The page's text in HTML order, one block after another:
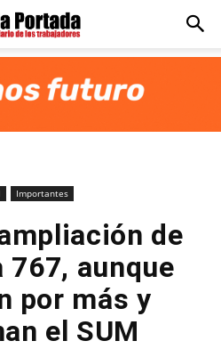
Importantes
de
767, aunque
por más y
el SUM